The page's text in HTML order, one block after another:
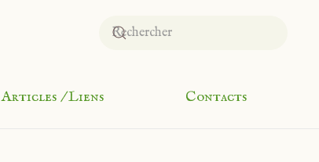
Articles / Liens Contacts